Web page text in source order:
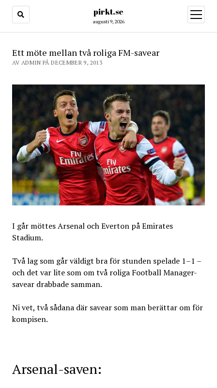
pirkt.se
augusti 9, 2026
öppna
meny
Ett möte mellan två roliga FM-savear
AV ADMIN PÅ DECEMBER 9, 2013
I går möttes Arsenal och Everton på Emirates
Stadium.
Två lag som går väldigt bra för stunden spelade 1–1 –
och det var lite som om två roliga Football Manager-
savear drabbade samman.
Ni vet, två sådana där savear som man berättar om för
kompisen.
Arsenal-saven: